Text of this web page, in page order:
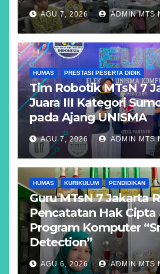
AGU 7, 2026 ADMIN MTS
HUMAS PRESTASI PESERTA DIDIK
Tim Robotik MTsN 7
Juara III Kategori
pada Ajang UNISMA
AGU 7, 2026 ADMIN MTS
HUMAS KURIKULUM PENDIDIKAN
Guru MTsN 7 Jakarta
Pencatatan Hak Cipta
Program Komputer
Detection”
AGU 6, 2026 ADMIN MTS